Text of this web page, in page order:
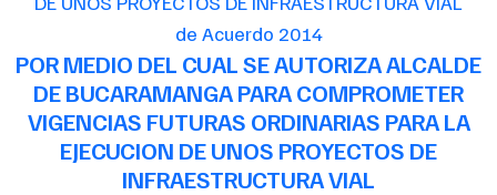
de Acuerdo 2014
POR MEDIO DEL CUAL SE AUTORIZA ALCALDE
DE BUCARAMANGA PARA COMPROMETER
VIGENCIAS FUTURAS ORDINARIAS PARA LA
EJECUCION DE UNOS PROYECTOS DE
INFRAESTRUCTURA VIAL